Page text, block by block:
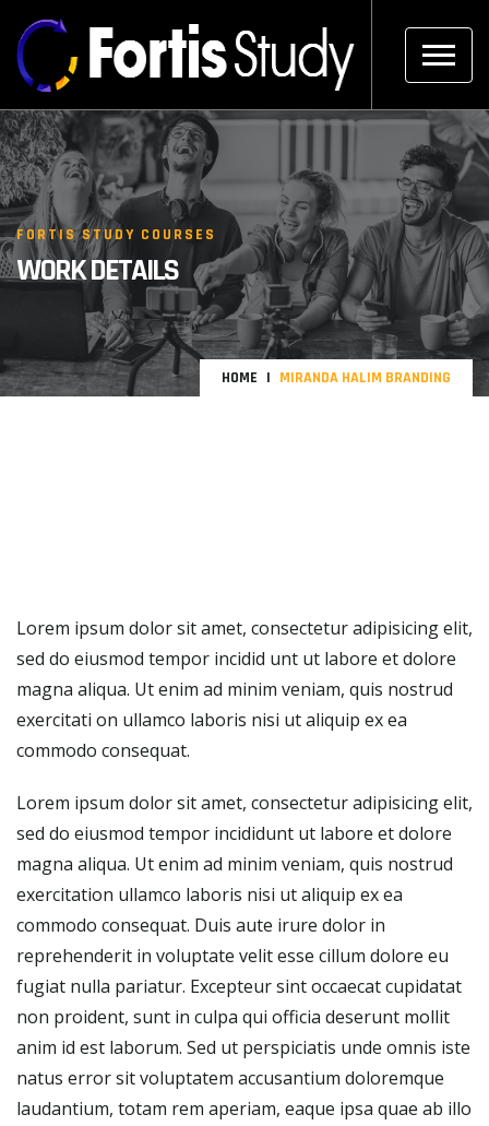
FORTIS STUDY COURSES
WORK DETAILS
HOME MIRANDA HALIM BRANDING
Lorem ipsum dolor sit amet, consectetur adipisicing elit,
sed do eiusmod tempor incidid unt ut labore et dolore
magna aliqua. Ut enim ad minim veniam, quis nostrud
exercitati on ullamco laboris nisi ut aliquip ex ea
commodo consequat.
Lorem ipsum dolor sit amet, consectetur adipisicing elit,
sed do eiusmod tempor incididunt ut labore et dolore
magna aliqua. Ut enim ad minim veniam, quis nostrud
exercitation ullamco laboris nisi ut aliquip ex ea
commodo consequat. Duis aute irure dolor in
reprehenderit in voluptate velit esse cillum dolore eu
fugiat nulla pariatur. Excepteur sint occaecat cupidatat
non proident, sunt in culpa qui officia deserunt mollit
anim id est laborum. Sed ut perspiciatis unde omnis iste
natus error sit voluptatem accusantium doloremque
laudantium, totam rem aperiam, eaque ipsa quae ab illo